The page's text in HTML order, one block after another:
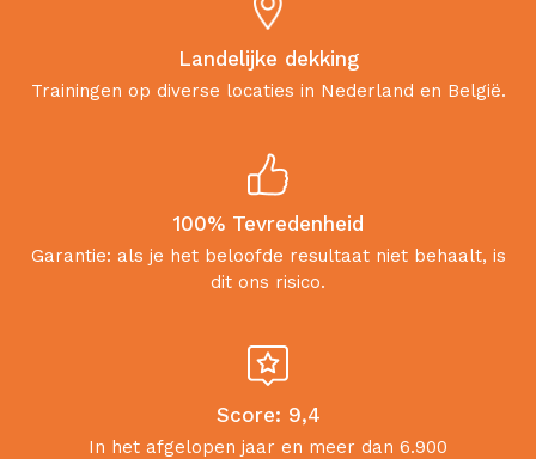
Landelijke dekking
Trainingen op diverse locaties in Nederland en België.
100% Tevredenheid
Garantie: als je het beloofde resultaat niet behaalt, is
dit ons risico.
Score: 9,4
In het afgelopen jaar en meer dan 6.900